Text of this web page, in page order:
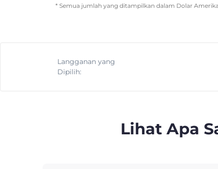
* Semua jumlah yang ditampilkan dalam Dolar
Langganan yang
Dipilih:
Lihat Apa